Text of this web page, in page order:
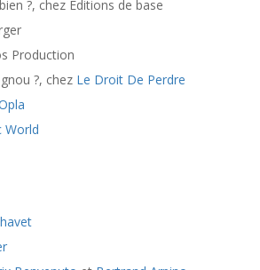
?, chez Editions de base
Production
?, chez Le Droit De Perdre
World